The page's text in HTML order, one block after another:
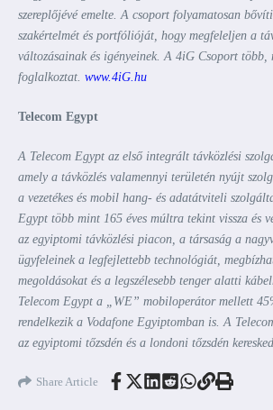
szereplőjévé emelte. A csoport folyamatosan
szakértelmét és portfólióját, hogy megfeleljen a
változásainak és igényeinek. A 4iG Csoport
foglalkoztat. www.4iG.hu
Telecom Egypt
A Telecom Egypt az első integrált távközlési
amely a távközlés valamennyi területén nyújt
a vezetékes és mobil hang- és adatátviteli
Egypt több mint 165 éves múltra tekint vissza és
az egyiptomi távközlési piacon, a társaság a
ügyfeleinek a legfejlettebb technológiát,
megoldásokat és a legszélesebb tenger alatti
Telecom Egypt a „WE” mobiloperátor mellett
rendelkezik a Vodafone Egyiptomban is. A
az egyiptomi tőzsdén és a londoni tőzsdén
Share Article